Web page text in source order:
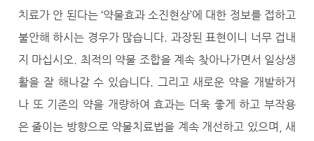
치료가 안 된다는 ‘약물효과 소진현상’에 대한 정보를 접하고
불안해 하시는 경우가 많습니다. 과장된 표현이니 너무 겁내
지 마십시오. 최적의 약물 조합을 계속 찾아나가면서 일상생
활을 잘 해나갈 수 있습니다. 그리고 새로운 약을 개발하거
나 또 기존의 약을 개량하여 효과는 더욱 좋게 하고 부작용
은 줄이는 방향으로 약물치료법을 계속 개선하고 있으며, 새